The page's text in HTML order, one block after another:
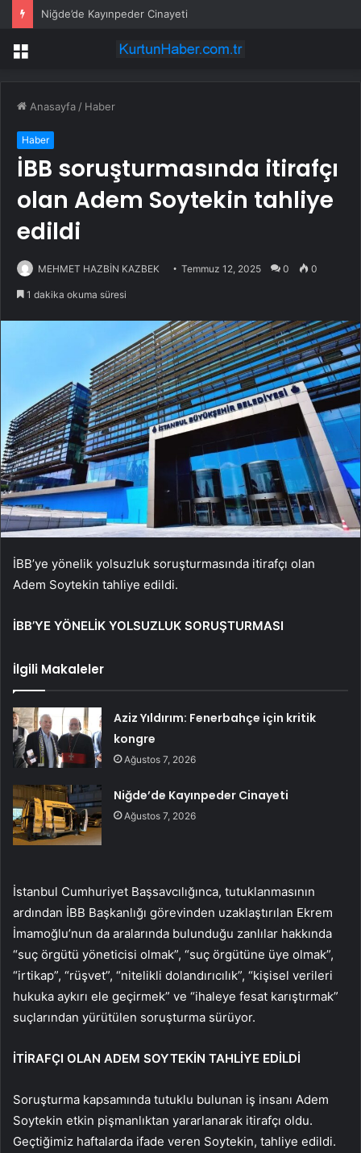
Niğde’de Kayınpeder Cinayeti
Menü
Anasayfa / Haber
Haber
İBB soruşturmasında itirafçı
olan Adem Soytekin tahliye
edildi
MEHMET HAZBİN KAZBEK Temmuz 12, 2025 0 0
1 dakika okuma süresi
İBB’ye yönelik yolsuzluk soruşturmasında itirafçı olan
Adem Soytekin tahliye edildi.
İBB’YE YÖNELİK YOLSUZLUK SORUŞTURMASI
İlgili Makaleler
Aziz Yıldırım: Fenerbahçe için kritik
kongre
Ağustos 7, 2026
Niğde’de Kayınpeder Cinayeti
Ağustos 7, 2026
İstanbul Cumhuriyet Başsavcılığınca, tutuklanmasının
ardından İBB Başkanlığı görevinden uzaklaştırılan Ekrem
İmamoğlu’nun da aralarında bulunduğu zanlılar hakkında
“suç örgütü yöneticisi olmak”, “suç örgütüne üye olmak”,
“irtikap”, “rüşvet”, “nitelikli dolandırıcılık”, “kişisel verileri
hukuka aykırı ele geçirmek” ve “ihaleye fesat karıştırmak”
suçlarından yürütülen soruşturma sürüyor.
İTİRAFÇI OLAN ADEM SOYTEKİN TAHLİYE EDİLDİ
Soruşturma kapsamında tutuklu bulunan iş insanı Adem
Soytekin etkin pişmanlıktan yararlanarak itirafçı oldu.
Geçtiğimiz haftalarda ifade veren Soytekin, tahliye edildi.